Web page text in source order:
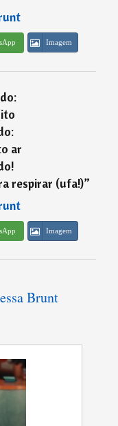
Imagem
ar
respirar (ufa!)”
Imagem
Brunt